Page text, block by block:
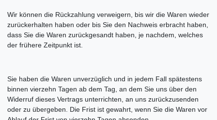
Wir können die Rückzahlung verweigern, bis wir die Waren wieder
zurückerhalten haben oder bis Sie den Nachweis erbracht haben,
dass Sie die Waren zurückgesandt haben, je nachdem, welches
der frühere Zeitpunkt ist.
Sie haben die Waren unverzüglich und in jedem Fall spätestens
binnen vierzehn Tagen ab dem Tag, an dem Sie uns über den
Widerruf dieses Vertrags unterrichten, an uns zurückzusenden
oder zu übergeben. Die Frist ist gewahrt, wenn Sie die Waren vor